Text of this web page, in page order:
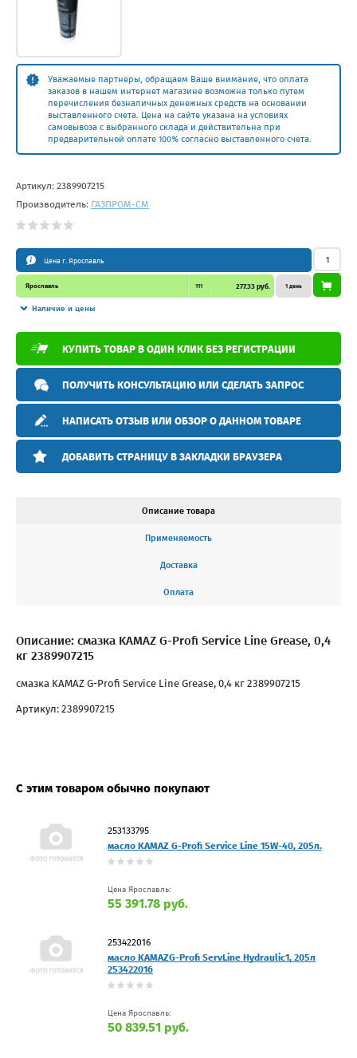
Уважаемые партнеры, обращаем Ваше внимание, что оплата
заказов в нашем интернет магазине возможна только путем
перечисления безналичных денежных средств на основании
выставленного счета. Цена на сайте указана на условиях
самовывоза с выбранного склада и действительна при
предварительной оплате 100% согласно выставленного счета.
Артикул: 2389907215
Производитель: ГАЗПРОМ-СМ
Цена г. Ярославль
Ярославль 111 277.33 руб.
Наличие и цены
1 день
КУПИТЬ ТОВАР В ОДИН КЛИК БЕЗ РЕГИСТРАЦИИ
ПОЛУЧИТЬ КОНСУЛЬТАЦИЮ ИЛИ СДЕЛАТЬ ЗАПРОС
НАПИСАТЬ ОТЗЫВ ИЛИ ОБЗОР О ДАННОМ ТОВАРЕ
ДОБАВИТЬ СТРАНИЦУ В ЗАКЛАДКИ БРАУЗЕРА
Описание товара
Применяемость
Доставка
Оплата
Описание: смазка KAMAZ G-Profi Service Line Grease, 0,4
кг 2389907215
смазка KAMAZ G-Profi Service Line Grease, 0,4 кг 2389907215
Артикул: 2389907215
С этим товаром обычно покупают
253133795
масло KAMAZ G-Profi Service Line 15W-40, 205л.
Цена Ярославль:
55 391.78 руб.
253422016
масло KAMAZG-Profi ServLine Hydraulic1, 205л
253422016
Цена Ярославль:
50 839.51 руб.